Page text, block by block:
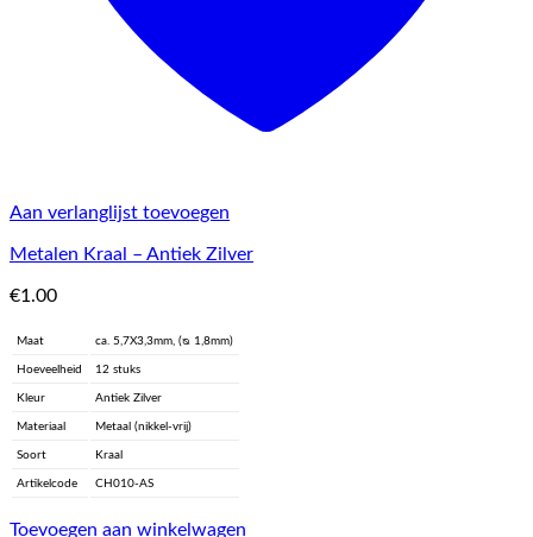
Aan verlanglijst toevoegen
Metalen Kraal – Antiek Zilver
€1.00
Maat ca. 5,7X3,3mm, (ᴓ 1,8mm)
Hoeveelheid 12 stuks
Kleur Antiek Zilver
Materiaal Metaal (nikkel-vrij)
Soort Kraal
Artikelcode CH010-AS
Toevoegen aan winkelwagen